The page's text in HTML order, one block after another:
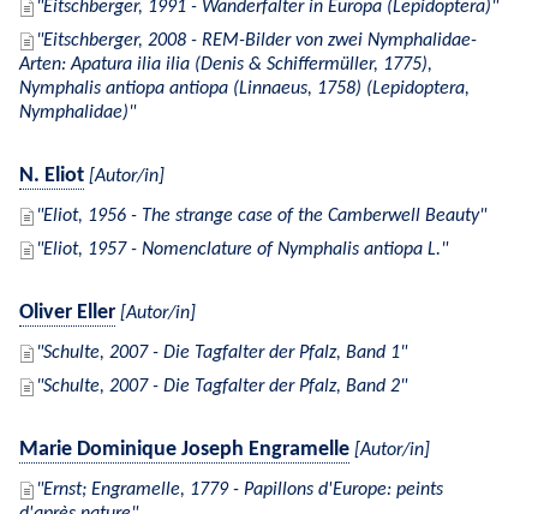
Eitschberger, 1991 - Wanderfalter in Europa (Lepidoptera)
Eitschberger, 2008 - REM-Bilder von zwei Nymphalidae-
Arten: Apatura ilia ilia (Denis & Schiffermüller, 1775),
Nymphalis antiopa antiopa (Linnaeus, 1758) (Lepidoptera,
Nymphalidae)
N. Eliot [Autor/in]
Eliot, 1956 - The strange case of the Camberwell Beauty
Eliot, 1957 - Nomenclature of Nymphalis antiopa L.
Oliver Eller [Autor/in]
Schulte, 2007 - Die Tagfalter der Pfalz, Band 1
Schulte, 2007 - Die Tagfalter der Pfalz, Band 2
Marie Dominique Joseph Engramelle [Autor/in]
Ernst; Engramelle, 1779 - Papillons d'Europe: peints